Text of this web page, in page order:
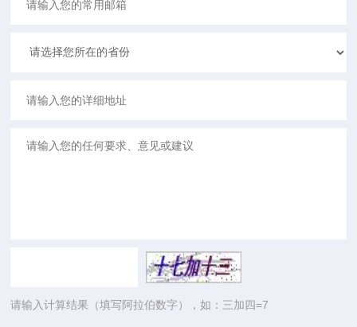
请输入计算结果（填写阿拉伯数字），如：三加四=7